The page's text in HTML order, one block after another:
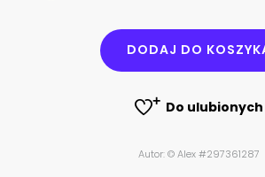
DODAJ DO
Do ulubionych
Autor: © Alex #297361287